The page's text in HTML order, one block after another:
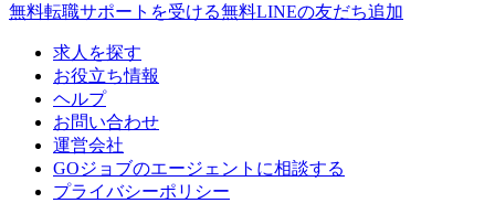
無料転職サポートを受ける無料LINEの友だち追加
求人を探す
お役立ち情報
ヘルプ
お問い合わせ
運営会社
GOジョブのエージェントに相談する
プライバシーポリシー